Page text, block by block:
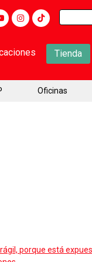
Buscar:
Tienda
Oficinas
porque está